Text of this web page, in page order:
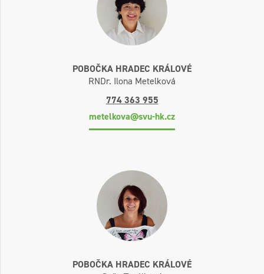
POBOČKA HRADEC KRÁLOVÉ
RNDr. Ilona Metelková
774 363 955
metelkova@svu-hk.cz
POBOČKA HRADEC KRÁLOVÉ